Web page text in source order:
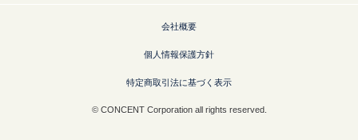
会社概要
個人情報保護方針
特定商取引法に基づく表示
© CONCENT Corporation all rights reserved.